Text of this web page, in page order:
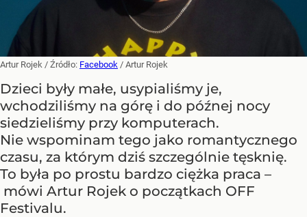
Artur Rojek / Źródło: Facebook / Artur Rojek
Dzieci były małe, usypialiśmy je,
wchodziliśmy na górę i do późnej nocy
siedzieliśmy przy komputerach.
Nie wspominam tego jako romantycznego
czasu, za którym dziś szczególnie tęsknię.
To była po prostu bardzo ciężka praca –
mówi Artur Rojek o początkach OFF
Festivalu.